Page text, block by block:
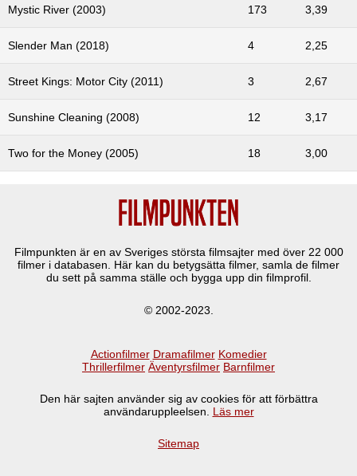
Mystic River (2003) 173 3,39
Slender Man (2018) 4 2,25
Street Kings: Motor City (2011) 3 2,67
Sunshine Cleaning (2008) 12 3,17
Two for the Money (2005) 18 3,00
Filmpunkten är en av Sveriges största filmsajter med över 22 000
filmer i databasen. Här kan du betygsätta filmer, samla de filmer
du sett på samma ställe och bygga upp din filmprofil.
© 2002-2023.
Actionfilmer Dramafilmer Komedier
Thrillerfilmer Äventyrsfilmer Barnfilmer
Den här sajten använder sig av cookies för att förbättra
användaruppleelsen. Läs mer
Sitemap